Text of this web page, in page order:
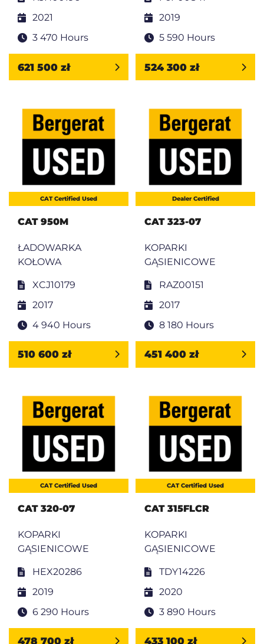
2021
3 470 Hours
621 500 zł
2019
5 590 Hours
524 300 zł
CAT Certified Used
CAT 950M
ŁADOWARKA
KOŁOWA
XCJ10179
2017
4 940 Hours
510 600 zł
Dealer Certified
CAT 323-07
KOPARKI
GĄSIENICOWE
RAZ00151
2017
8 180 Hours
451 400 zł
CAT Certified Used
CAT 320-07
KOPARKI
GĄSIENICOWE
HEX20286
2019
6 290 Hours
478 700 zł
CAT Certified Used
CAT 315FLCR
KOPARKI
GĄSIENICOWE
TDY14226
2020
3 890 Hours
433 100 zł